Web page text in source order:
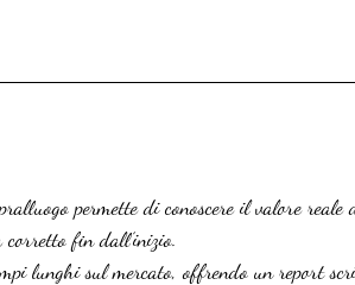
permette di conoscere il valore reale
fin dall’inizio.
lunghi sul mercato, offrendo un report